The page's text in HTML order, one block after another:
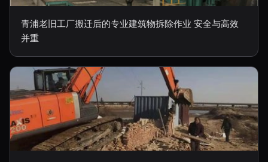
青浦老旧工厂搬迁后的专业建筑物拆除作业 安全与高效
并重